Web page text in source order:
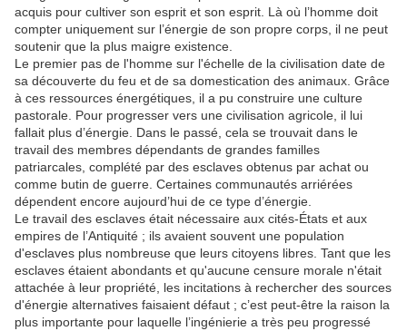
acquis pour cultiver son esprit et son esprit. Là où l’homme doit
compter uniquement sur l’énergie de son propre corps, il ne peut
soutenir que la plus maigre existence.
Le premier pas de l'homme sur l'échelle de la civilisation date de
sa découverte du feu et de sa domestication des animaux. Grâce
à ces ressources énergétiques, il a pu construire une culture
pastorale. Pour progresser vers une civilisation agricole, il lui
fallait plus d’énergie. Dans le passé, cela se trouvait dans le
travail des membres dépendants de grandes familles
patriarcales, complété par des esclaves obtenus par achat ou
comme butin de guerre. Certaines communautés arriérées
dépendent encore aujourd’hui de ce type d’énergie.
Le travail des esclaves était nécessaire aux cités-États et aux
empires de l’Antiquité ; ils avaient souvent une population
d'esclaves plus nombreuse que leurs citoyens libres. Tant que les
esclaves étaient abondants et qu'aucune censure morale n'était
attachée à leur propriété, les incitations à rechercher des sources
d'énergie alternatives faisaient défaut ; c’est peut-être la raison la
plus importante pour laquelle l’ingénierie a très peu progressé